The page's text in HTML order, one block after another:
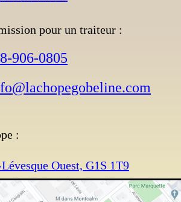
pour un traiteur :
:
906-0805
Ouest, G1S 1T9